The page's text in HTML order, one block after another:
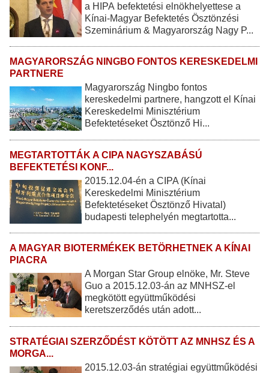
a HIPA befektetési elnökhelyettese a
Kínai-Magyar Befektetés Ösztönzési
Szeminárium & Magyarország Nagy P...
MAGYARORSZÁG NINGBO FONTOS KERESKEDELMI
PARTNERE
Magyarország Ningbo fontos
kereskedelmi partnere, hangzott el Kínai
Kereskedelmi Minisztérium
Befektetéseket Ösztönző Hi...
MEGTARTOTTÁK A CIPA NAGYSZABÁSÚ
BEFEKTETÉSI KONF...
2015.12.04-én a CIPA (Kínai
Kereskedelmi Minisztérium
Befektetéseket Ösztönző Hivatal)
budapesti telephelyén megtartotta...
A MAGYAR BIOTERMÉKEK BETÖRHETNEK A KÍNAI
PIACRA
A Morgan Star Group elnöke, Mr. Steve
Guo a 2015.12.03-án az MNHSZ-el
megkötött együttműködési
keretszerződés után adott...
STRATÉGIAI SZERZŐDÉST KÖTÖTT AZ MNHSZ ÉS A
MORGA...
2015.12.03-án stratégiai együttműködési